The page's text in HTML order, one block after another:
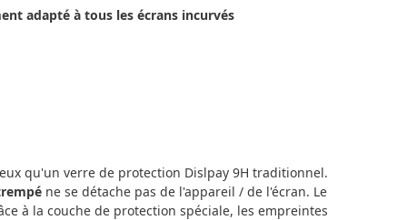
adapté à tous les écrans incurvés
qu'un verre de protection Dislpay 9H traditionnel.
ne se détache pas de l'appareil / de l'écran. Le
à la couche de protection spéciale, les empreintes